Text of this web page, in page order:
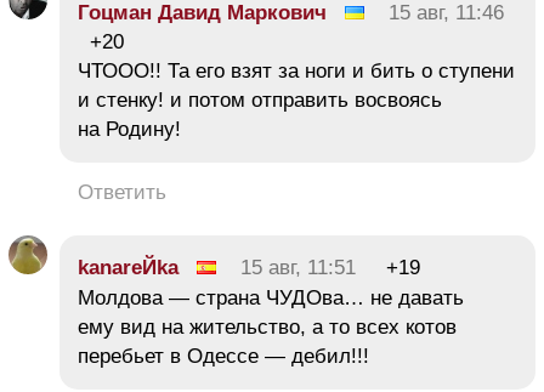
Гоцман Давид Маркович
15 авг, 11:46
+20
ЧТООО!! Та его взят за ноги и бить о ступени
и стенку! и потом отправить восвоясь
на Родину!
Ответить
kanareЙka 15 авг, 11:51
+19
Молдова — страна ЧУДОва… не давать
ему вид на жительство, а то всех котов
перебьет в Одессе — дебил!!!